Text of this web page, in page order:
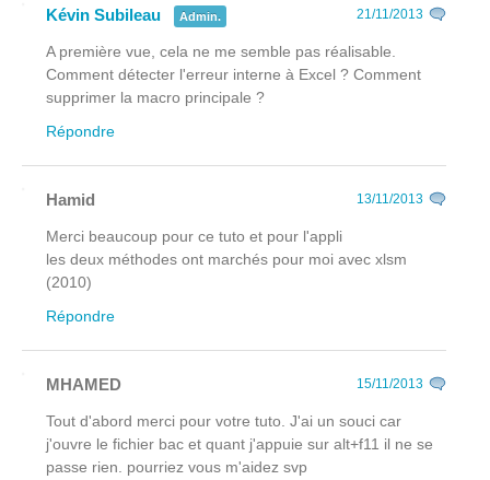
Kévin Subileau Admin. 21/11/2013
A première vue, cela ne me semble pas réalisable.
Comment détecter l'erreur interne à Excel ? Comment
supprimer la macro principale ?
Répondre
Hamid 13/11/2013
Merci beaucoup pour ce tuto et pour l'appli
les deux méthodes ont marchés pour moi avec xlsm
(2010)
Répondre
MHAMED 15/11/2013
Tout d'abord merci pour votre tuto. J'ai un souci car
j'ouvre le fichier bac et quant j'appuie sur alt+f11 il ne se
passe rien. pourriez vous m'aidez svp